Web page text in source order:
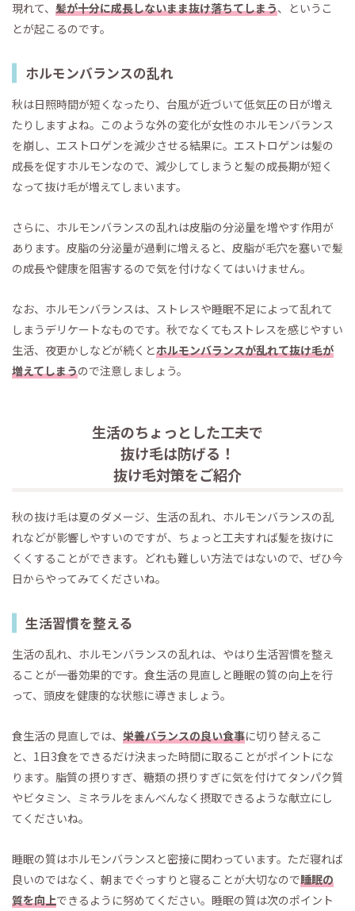
現れて、 髪が十分に成長しないまま抜け落ちてしまう、というこ
とが起こるのです。
ホルモンバランスの乱れ
秋は日照時間が短くなったり、台風が近づいて低気圧の日が増え
たりしますよね。このような外の変化が女性のホルモンバランス
を崩し、エストロゲンを減少させる結果に。エストロゲンは髪の
成長を促すホルモンなので、減少してしまうと髪の成長期が短く
なって抜け毛が増えてしまいます。
さらに、ホルモンバランスの乱れは皮脂の分泌量を増やす作用が
あります。皮脂の分泌量が過剰に増えると、皮脂が毛穴を塞いで髪
の成長や健康を阻害するので気を付けなくてはいけません。
なお、ホルモンバランスは、ストレスや睡眠不足によって乱れて
しまうデリケートなものです。秋でなくてもストレスを感じやすい
生活、夜更かしなどが続くとホルモンバランスが乱れて抜け毛が
増えてしまうので注意しましょう。
生活のちょっとした工夫で
抜け毛は防げる！
抜け毛対策をご紹介
秋の抜け毛は夏のダメージ、生活の乱れ、ホルモンバランスの乱
れなどが影響しやすいのですが、ちょっと工夫すれば髪を抜けに
くくすることができます。どれも難しい方法ではないので、ぜひ今
日からやってみてくださいね。
生活習慣を整える
生活の乱れ、ホルモンバランスの乱れは、やはり生活習慣を整え
ることが一番効果的です。食生活の見直しと睡眠の質の向上を行
って、頭皮を健康的な状態に導きましょう。
食生活の見直しでは、 栄養バランスの良い食事に切り替えるこ
と、1日3食をできるだけ決まった時間に取ることがポイントにな
ります。脂質の摂りすぎ、糖類の摂りすぎに気を付けてタンパク質
やビタミン、ミネラルをまんべんなく摂取できるような献立にし
てくださいね。
睡眠の質はホルモンバランスと密接に関わっています。ただ寝れば
良いのではなく、朝までぐっすりと寝ることが大切なので睡眠の
質を向上できるように努めてください。睡眠の質は次のポイント